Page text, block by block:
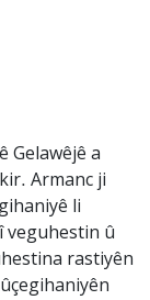
Gelawêjê a
Armanc ji
li
veguhestin û
rastiyên